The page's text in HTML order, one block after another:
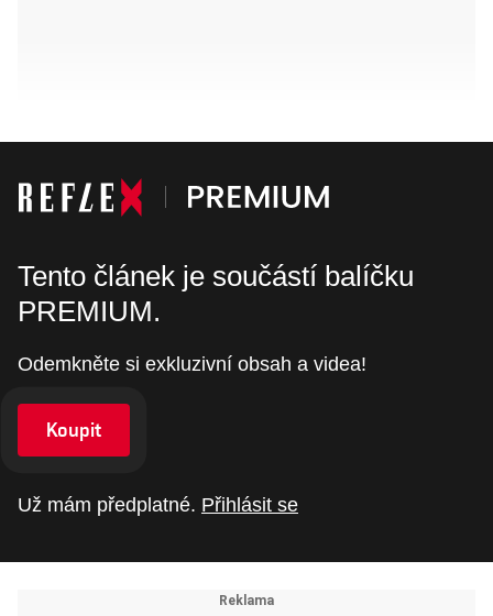
Tento článek je součástí balíčku
PREMIUM.
Odemkněte si exkluzivní obsah a videa!
Koupit
Už mám předplatné. Přihlásit se